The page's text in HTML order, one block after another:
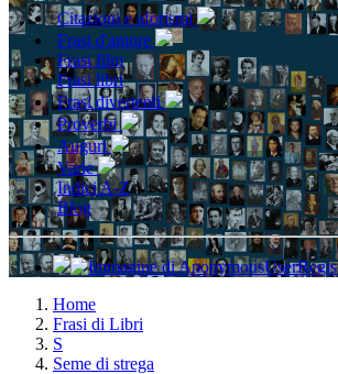
Citazioni e aforismi
Frasi d'amore
Frasi film
Frasi libri
Frasi divertenti
Proverbi
Auguri
Varie
Indici A-Z
Blog
Home
Frasi di Libri
S
Seme di strega